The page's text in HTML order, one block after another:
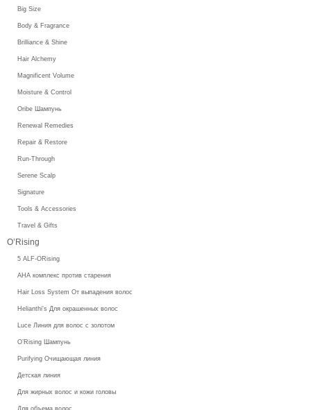
Big Size
Body & Fragrance
Brilliance & Shine
Hair Alchemy
Magnificent Volume
Moisture & Control
Oribe Шампунь
Renewal Remedies
Repair & Restore
Run-Through
Serene Scalp
Signature
Tools & Accessories
Travel & Gifts
O’Rising
5 ALF-ORising
AHA комплекс против старения
Hair Loss System От выпадения волос
Helianthi's Для окрашенных волос
Luce Линия для волос с золотом
O’Rising Шампунь
Purifying Очищающая линия
Детская линия
Для жирных волос и кожи головы
Для объема волос